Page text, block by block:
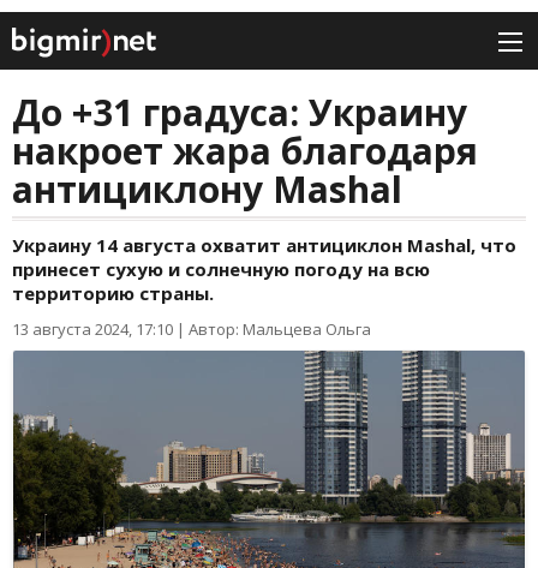
До +31 градуса: Украину
накроет жара благодаря
антициклону Mashal
Украину 14 августа охватит антициклон Mashal, что
принесет сухую и солнечную погоду на всю
территорию страны.
13 августа 2024, 17:10 | Автор: Мальцева Ольга